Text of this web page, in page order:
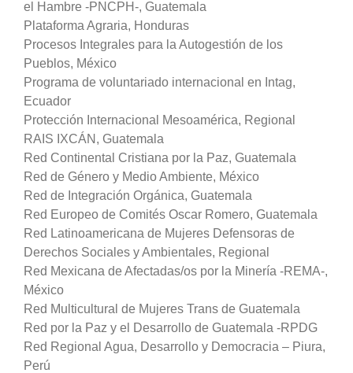
el Hambre -PNCPH-, Guatemala
Plataforma Agraria, Honduras
Procesos Integrales para la Autogestión de los
Pueblos, México
Programa de voluntariado internacional en Intag,
Ecuador
Protección Internacional Mesoamérica, Regional
RAIS IXCÁN, Guatemala
Red Continental Cristiana por la Paz, Guatemala
Red de Género y Medio Ambiente, México
Red de Integración Orgánica, Guatemala
Red Europeo de Comités Oscar Romero, Guatemala
Red Latinoamericana de Mujeres Defensoras de
Derechos Sociales y Ambientales, Regional
Red Mexicana de Afectadas/os por la Minería -REMA-,
México
Red Multicultural de Mujeres Trans de Guatemala
Red por la Paz y el Desarrollo de Guatemala -RPDG
Red Regional Agua, Desarrollo y Democracia – Piura,
Perú